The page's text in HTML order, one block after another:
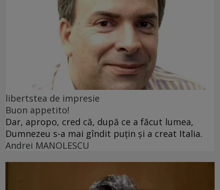
libertstea de impresie
Buon appetito!
Dar, apropo, cred că, după ce a făcut lumea,
Dumnezeu s-a mai gîndit puțin și a creat Italia.
Andrei MANOLESCU